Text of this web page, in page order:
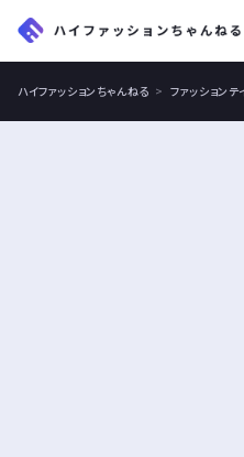
ハイファッションちゃんねる ファッションテ